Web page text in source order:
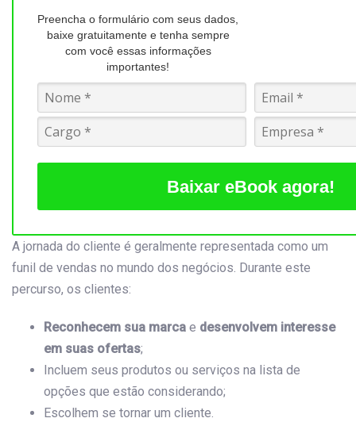
Preencha o formulário com seus dados,
baixe gratuitamente e tenha sempre
com você essas informações
importantes!
Baixar eBook agora!
A jornada do cliente é geralmente representada como um
funil de vendas no mundo dos negócios. Durante este
percurso, os clientes:
Reconhecem sua marca e desenvolvem interesse
em suas ofertas;
Incluem seus produtos ou serviços na lista de
opções que estão considerando;
Escolhem se tornar um cliente.